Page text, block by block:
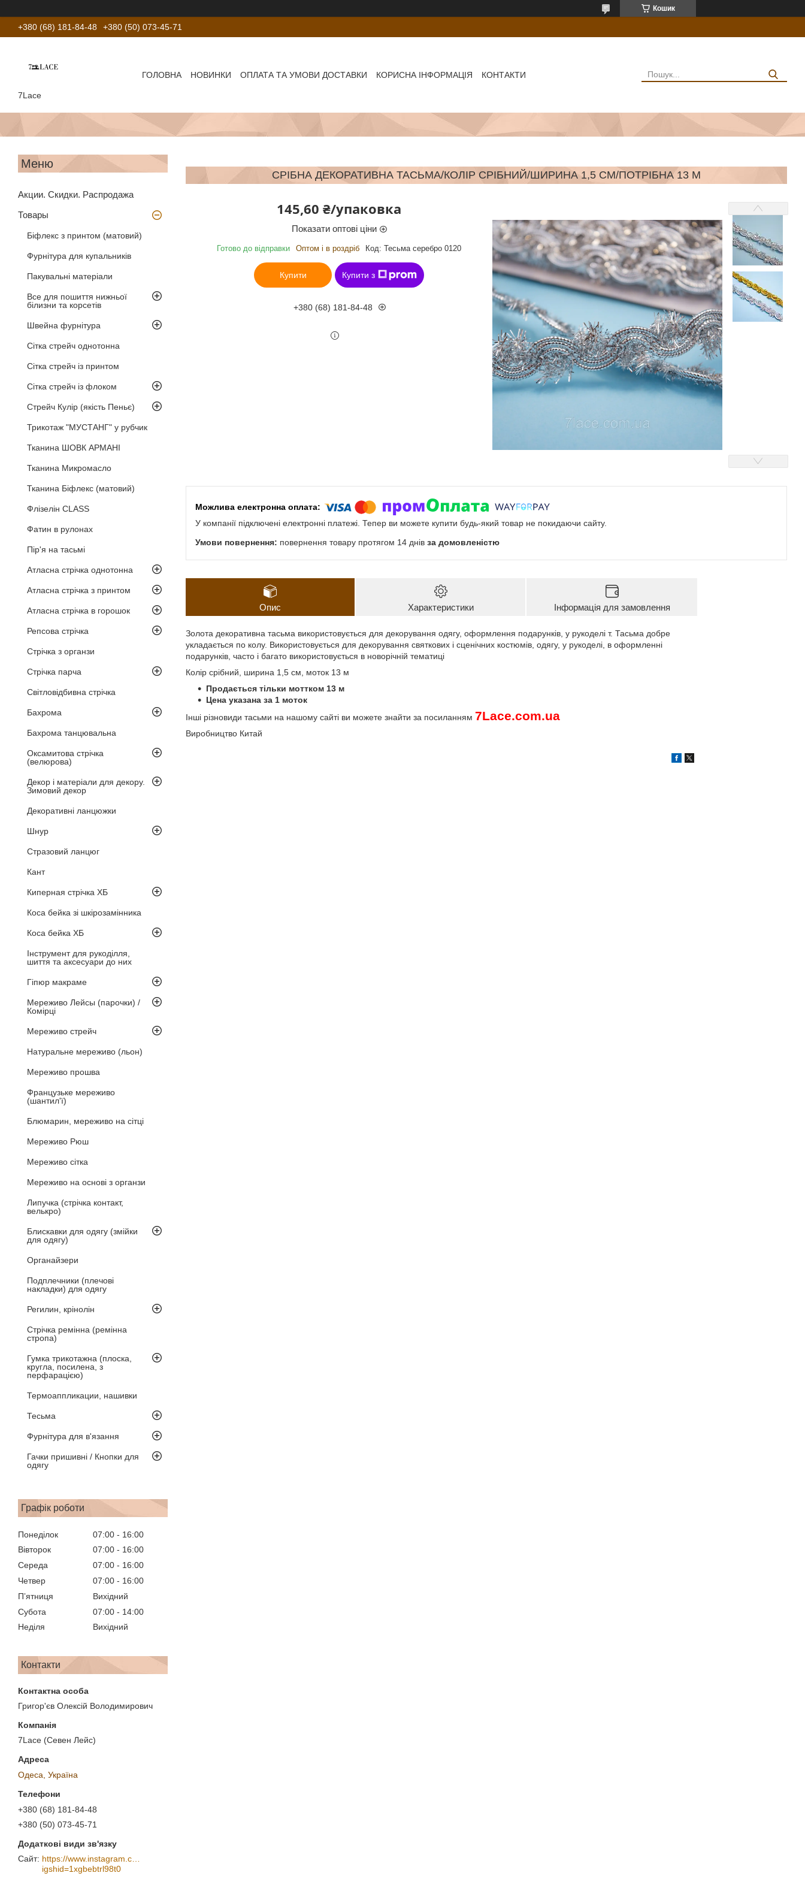
Кошик
+380 (68) 181-84-48 +380 (50) 073-45-71
7Lace
ГОЛОВНА НОВИНКИ ОПЛАТА ТА УМОВИ ДОСТАВКИ КОРИСНА ІНФОРМАЦІЯ КОНТАКТИ
Акции. Скидки. Распродажа
Товары
Біфлекс з принтом (матовий)
Фурнітура для купальників
Пакувальні матеріали
Все для пошиття нижньої
білизни та корсетів
Швейна фурнітура
Сітка стрейч однотонна
Сітка стрейч із принтом
Сітка стрейч із флоком
Стрейч Кулір (якість Пеньє)
Трикотаж "МУСТАНГ" у рубчик
Тканина ШОВК АРМАНІ
Тканина Микромасло
Тканина Біфлекс (матовий)
Флізелін CLASS
Фатин в рулонах
Пір'я на тасьмі
Атласна стрічка однотонна
Атласна стрічка з принтом
Атласна стрічка в горошок
Репсова стрічка
Стрічка з органзи
Стрічка парча
Світловідбивна стрічка
Бахрома
Бахрома танцювальна
Оксамитова стрічка
(велюрова)
Декор і матеріали для декору.
Зимовий декор
Декоративні ланцюжки
Шнур
Стразовий ланцюг
Кант
Киперная стрічка ХБ
Коса бейка зі шкірозамінника
Коса бейка ХБ
Інструмент для рукоділля,
шиття та аксесуари до них
Гіпюр макраме
Мереживо Лейсы (парочки) /
Комірці
Мереживо стрейч
Натуральне мереживо (льон)
Мереживо прошва
Французьке мереживо
(шантил'ї)
Блюмарин, мереживо на сітці
Мереживо Рюш
Мереживо сітка
Мереживо на основі з органзи
Липучка (стрічка контакт,
велькро)
Блискавки для одягу (змійки
для одягу)
Органайзери
Подплечники (плечові
накладки) для одягу
Регилин, крінолін
Стрічка ремінна (ремінна
стропа)
Гумка трикотажна (плоска,
кругла, посилена, з
перфарацією)
Термоаппликации, нашивки
Тесьма
Фурнітура для в'язання
Гачки пришивні / Кнопки для
одягу
Графік роботи
Понеділок 07:00
16:00
Вівторок
07:00
16:00
Середа
07:00
16:00
Четвер
07:00
16:00
Пʼятниця
Вихідний
Субота
07:00
14:00
Неділя
Вихідний
Контакти
Григор'єв Олексій Володимирович
7Lace (Севен Лейс)
Одеса, Україна
+380 (68) 181-84-48
+380 (50) 073-45-71
https://www.instagram.com/7_lace/?
igshid=1xgbebtrl98t0
СРІБНА ДЕКОРАТИВНА ТАСЬМА/КОЛІР СРІБНИЙ/ШИРИНА 1,5 СМ/ПОТРІБНА 13 М
145,60 ₴/упаковка
Показати оптові ціни
Готово до відправки Оптом і в роздріб Код: Тесьма серебро 0120
Купити Купити з
+380 (68) 181-84-48
У компанії підключені електронні платежі. Тепер ви можете купити будь-який товар не покидаючи сайту.
повернення товару протягом 14 днів за домовленістю
Опис Характеристики Інформація для замовлення
Золота декоративна тасьма використовується для декорування одягу, оформлення подарунків, у рукоделі т. Тасьма добре
укладається по колу. Використовується для декорування святкових і сценічних костюмів, одягу, у рукоделі, в оформленні
подарунків, часто і багато використовується в новорічній тематиці
Колір срібний, ширина 1,5 см, моток 13 м
Продається тільки моттком 13 м
Цена указана за 1 моток
Інші різновиди тасьми на нашому сайті ви можете знайти за посиланням 7Lace.com.ua
Виробництво Китай